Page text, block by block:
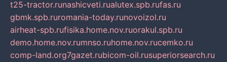
t25-tractor.runashicveti.rualutex.spb.rufas.ru
gbmk.spb.ruromania-today.runovoizol.ru
airheat-spb.rufisika.home.nov.ruorakul.spb.ru
demo.home.nov.rumnso.ruhome.nov.rucemko.ru
comp-land.org7gazet.rubicom-oil.rusuperiorsearch.ru